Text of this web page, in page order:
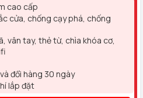
cao cấp
cửa, chống cạy phá, chống
vân tay, thẻ từ, chìa khóa cơ,
đổi hàng 30 ngày
lắp đặt